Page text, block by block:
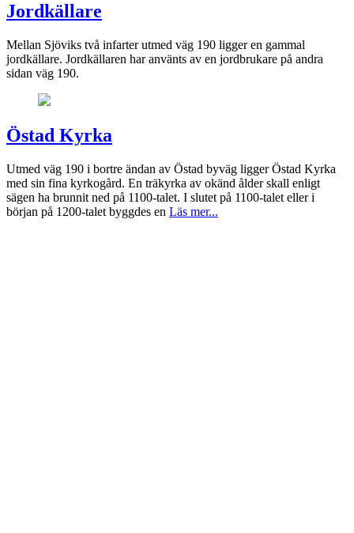
Jordkällare
Mellan Sjöviks två infarter utmed väg 190 ligger en gammal
jordkällare. Jordkällaren har använts av en jordbrukare på andra
sidan väg 190.
Östad Kyrka
Utmed väg 190 i bortre ändan av Östad byväg ligger Östad Kyrka
med sin fina kyrkogård. En träkyrka av okänd ålder skall enligt
sägen ha brunnit ned på 1100-talet. I slutet på 1100-talet eller i
början på 1200-talet byggdes en Läs mer...